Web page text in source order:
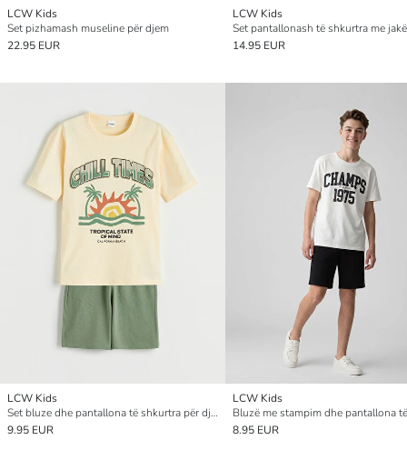
LCW Kids
Set pizhamash museline për djem
22.95 EUR
LCW Kids
14.95 EUR
LCW Kids
Set bluze dhe pantallona të shkurtra për djem me print “California”
9.95 EUR
LCW Kids
8.95 EUR